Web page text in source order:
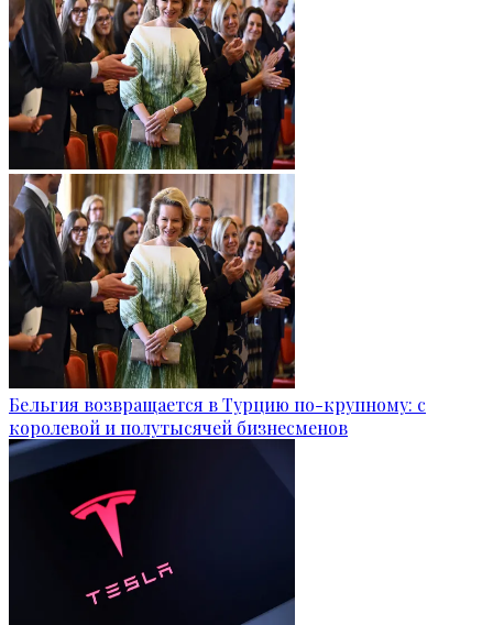
Бельгия возвращается в Турцию по-крупному: с
королевой и полутысячей бизнесменов